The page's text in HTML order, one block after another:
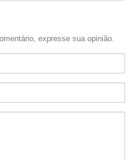
expresse sua opinião.